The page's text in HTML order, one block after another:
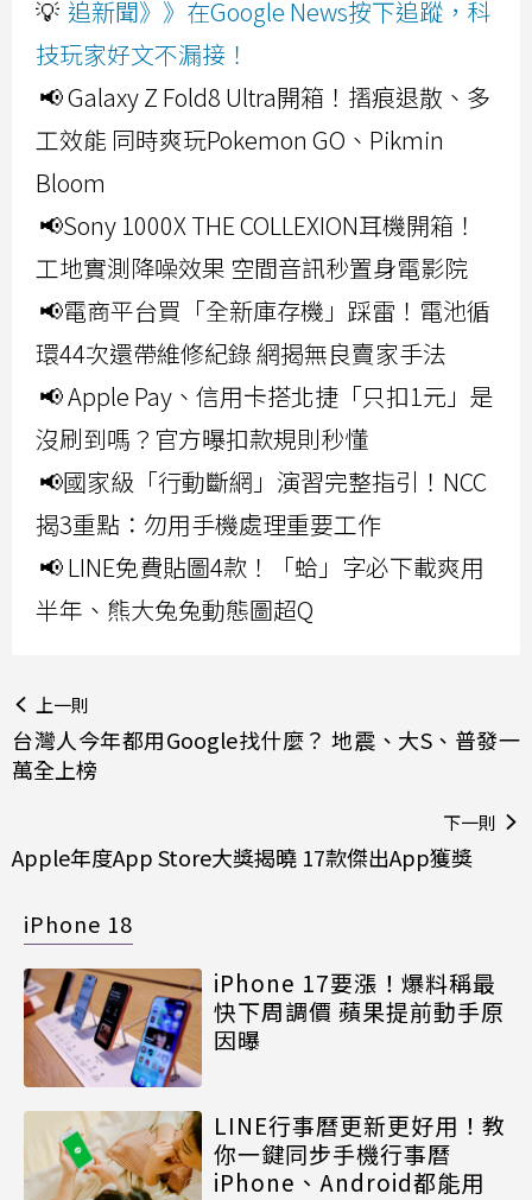
💡 追新聞》》在Google News按下追蹤，科
技玩家好文不漏接！
📢 Galaxy Z Fold8 Ultra開箱！摺痕退散、多
工效能 同時爽玩Pokemon GO、Pikmin
Bloom
📢Sony 1000X THE COLLEXION耳機開箱！
工地實測降噪效果 空間音訊秒置身電影院
📢電商平台買「全新庫存機」踩雷！電池循
環44次還帶維修紀錄 網揭無良賣家手法
📢 Apple Pay、信用卡搭北捷「只扣1元」是
沒刷到嗎？官方曝扣款規則秒懂
📢國家級「行動斷網」演習完整指引！NCC
揭3重點：勿用手機處理重要工作
📢 LINE免費貼圖4款！「蛤」字必下載爽用
半年、熊大兔兔動態圖超Q
上一則
台灣人今年都用Google找什麼？ 地震、大S、普發一
萬全上榜
下一則
Apple年度App Store大獎揭曉 17款傑出App獲獎
iPhone 18
iPhone 17要漲！爆料稱最
快下周調價 蘋果提前動手原
因曝
LINE行事曆更新更好用！教
你一鍵同步手機行事曆
iPhone、Android都能用